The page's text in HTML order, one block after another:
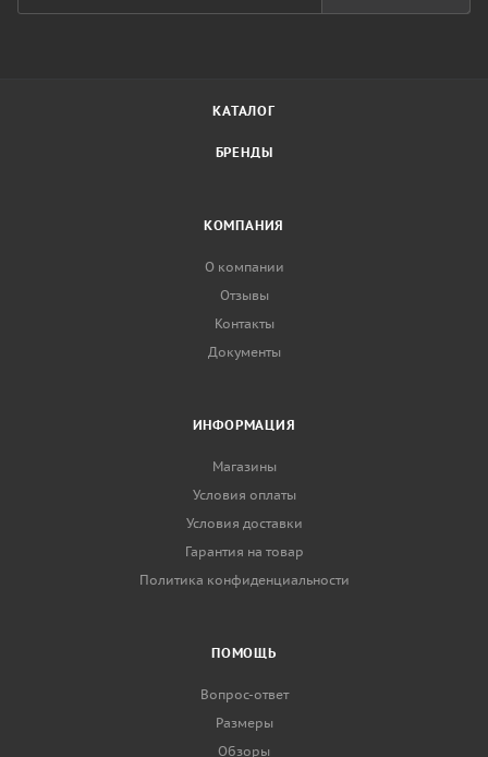
КАТАЛОГ
БРЕНДЫ
КОМПАНИЯ
О компании
Отзывы
Контакты
Документы
ИНФОРМАЦИЯ
Магазины
Условия оплаты
Условия доставки
Гарантия на товар
Политика конфиденциальности
ПОМОЩЬ
Вопрос-ответ
Размеры
Обзоры